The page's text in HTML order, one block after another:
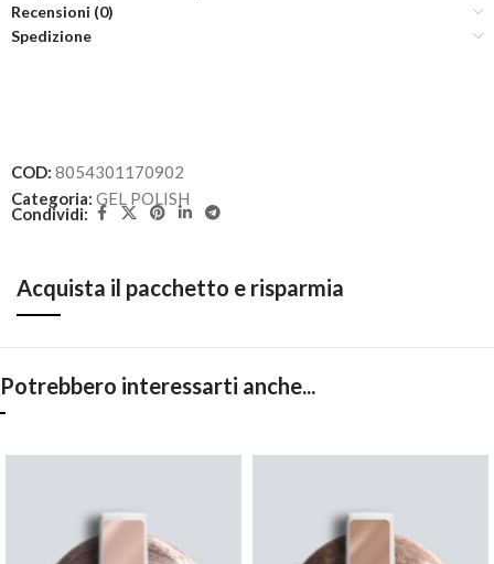
Recensioni (0)
Spedizione
COD: 8054301170902
Categoria: GEL POLISH
Condividi:
Acquista il pacchetto e risparmia
Potrebbero interessarti anche...